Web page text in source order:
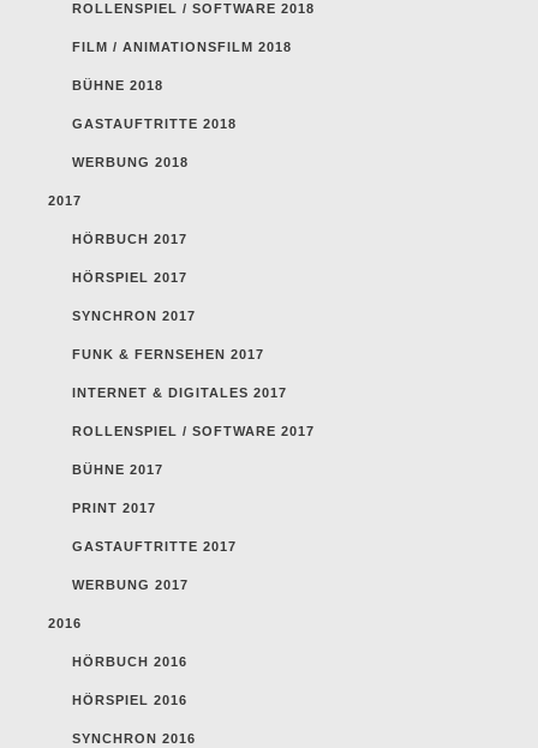
ROLLENSPIEL / SOFTWARE 2018
FILM / ANIMATIONSFILM 2018
BÜHNE 2018
GASTAUFTRITTE 2018
WERBUNG 2018
2017
HÖRBUCH 2017
HÖRSPIEL 2017
SYNCHRON 2017
FUNK & FERNSEHEN 2017
INTERNET & DIGITALES 2017
ROLLENSPIEL / SOFTWARE 2017
BÜHNE 2017
PRINT 2017
GASTAUFTRITTE 2017
WERBUNG 2017
2016
HÖRBUCH 2016
HÖRSPIEL 2016
SYNCHRON 2016